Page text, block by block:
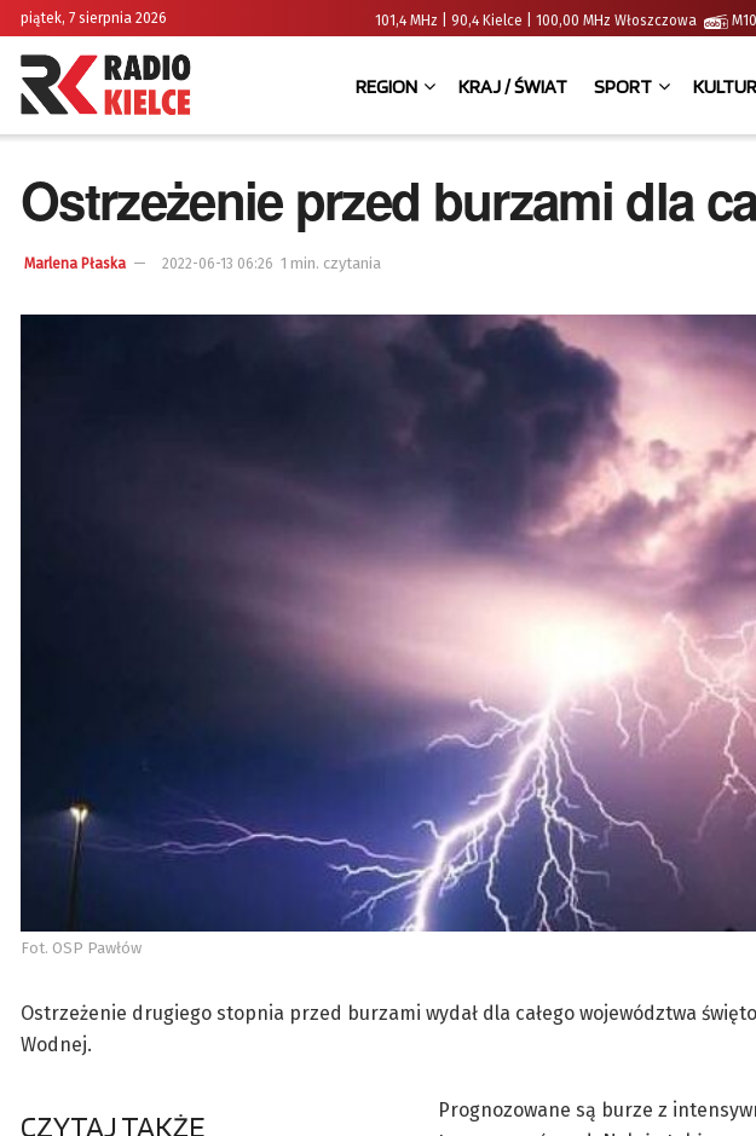
piątek, 7 sierpnia 2026 101,4 MHz | 90,4 Kielce | 100,00 MHz Włoszczowa
REGION KRAJ / ŚWIAT SPORT
Ostrzeżenie przed burzami dla
Marlena Płaska 2022-06-13 06:26 1 min. czytania
Fot. OSP Pawłów
Ostrzeżenie drugiego stopnia przed burzami wydał dla całego województwa
Wodnej.
CZYTAJ TAKŻE
Prognozowane są burze z